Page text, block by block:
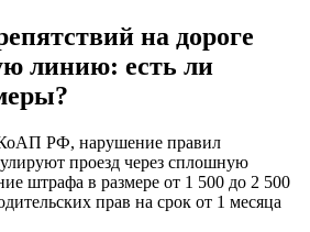
на дороге
линию: есть ли
КоАП РФ, нарушение правил
проезд через сплошную
штрафа в размере от 1 500 до 2 500
прав на срок от 1 месяца